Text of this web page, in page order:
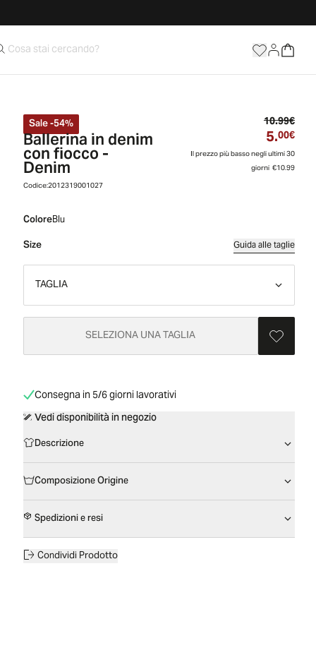
Sale-54%
Ballerina in denim
con fiocco -
Denim
10.99€
5.00€
Il prezzo più basso negli ultimi 30
giorni€10.99
Codice:2012319001027
ColoreBlu
Size
Guida alle taglie
TAGLIA
SELEZIONA UNA TAGLIA
Consegna in 5/6 giorni lavorativi
Vedi disponibilità in negozio
Descrizione
Composizione Origine
Spedizioni e resi
Condividi Prodotto